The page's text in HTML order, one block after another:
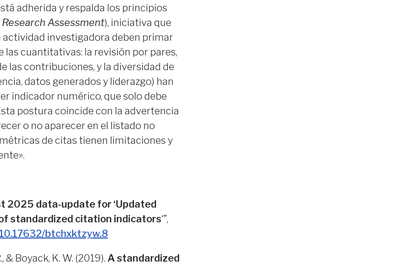
adherida y respalda los principios
Assessment), iniciativa que
actividad investigadora deben primar
cuantitativas: la revisión por pares,
las contribuciones, y la diversidad de
datos generados y liderazgo) han
indicador numérico, que solo debe
postura coincide con la advertencia
o no aparecer en el listado no
de citas tienen limitaciones y
2025 data-update for ‘Updated
standardized citation indicators‘”,
10.17632/btchxktzyw.8
& Boyack, K. W. (2019). A standardized